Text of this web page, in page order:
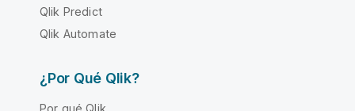
Qlik Predict
Qlik Automate
¿Por Qué Qlik?